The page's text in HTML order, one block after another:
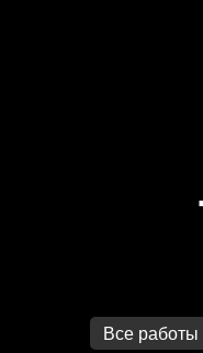
Все работы